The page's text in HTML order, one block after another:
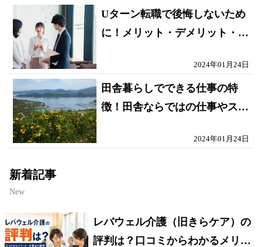
Uターン転職で後悔しないため
に！メリット・デメリット・成
2024年01月24日
田舎暮らしでできる仕事の特
徴！田舎ならではの仕事やスキ
2024年01月24日
新着記事
New
レバウェル介護（旧きらケア）の
評判は？口コミからわかるメリッ